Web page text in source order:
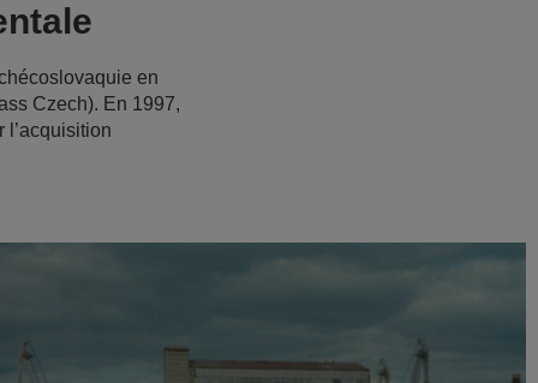
en
Czech). En 1997,
l’acquisition